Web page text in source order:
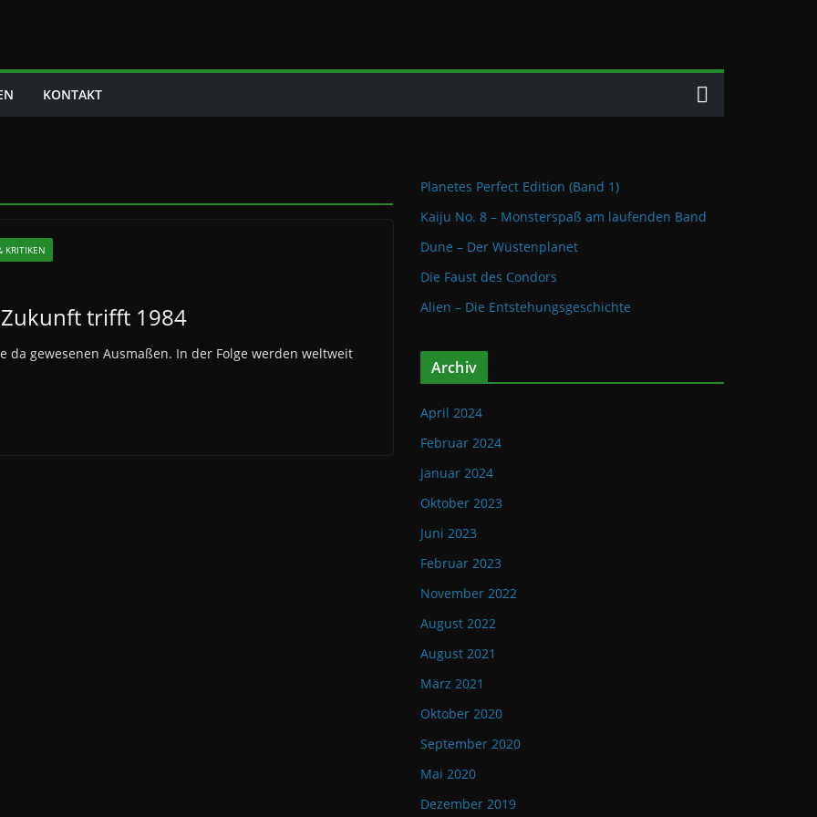
KONTAKT
KRITIKEN
Zukunft trifft 1984
da gewesenen Ausmaßen. In der Folge werden weltweit
Planetes Perfect Edition (Band 1)
Kaiju No. 8 – Monsterspaß am laufenden Band
Dune – Der Wüstenplanet
Die Faust des Condors
Alien – Die Entstehungsgeschichte
Archiv
April 2024
Februar 2024
Januar 2024
Oktober 2023
Juni 2023
Februar 2023
November 2022
August 2022
August 2021
März 2021
Oktober 2020
September 2020
Mai 2020
Dezember 2019